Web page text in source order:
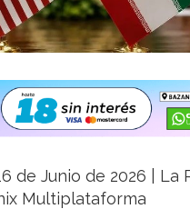
de Junio de 2026 | La
Multiplataforma